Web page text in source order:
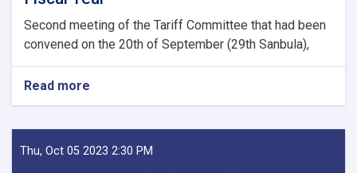
Second meeting of the Tariff Committee that had been
convened on the 20th of September (29th Sanbula),
Read more
MoF
Decisions
of
Thu, Oct 05 2023 2:30 PM